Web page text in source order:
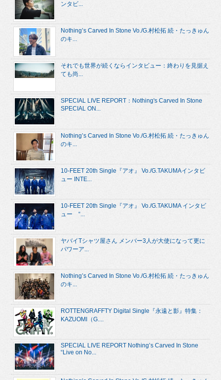
ンタビ...
Nothing’s Carved In Stone Vo./G.村松拓 続・たっきゅん
のキ...
それでも世界が続くならインタビュー：終わりを見据え
ても尚...
SPECIAL LIVE REPORT：Nothing's Carved In Stone
SPECIAL ON...
Nothing’s Carved In Stone Vo./G.村松拓 続・たっきゅん
のキ...
10-FEET 20th Single『アオ』 Vo./G.TAKUMAインタビ
ュー INTE...
10-FEET 20th Single『アオ』 Vo./G.TAKUMA インタビ
ュー “...
ヤバイTシャツ屋さん メンバー3人が大使になって更に
パワーア...
Nothing’s Carved In Stone Vo./G.村松拓 続・たっきゅん
のキ...
ROTTENGRAFFTY Digital Single『永遠と影』特集：
KAZUOMI（G....
SPECIAL LIVE REPORT Nothing’s Carved In Stone
“Live on No...